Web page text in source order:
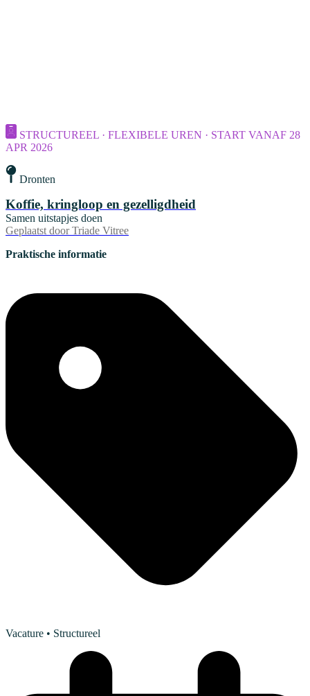
STRUCTUREEL · FLEXIBELE UREN · START VANAF 28
APR 2026
Dronten
Koffie, kringloop en gezelligdheid
Samen uitstapjes doen
Geplaatst door Triade Vitree
Praktische informatie
Vacature • Structureel